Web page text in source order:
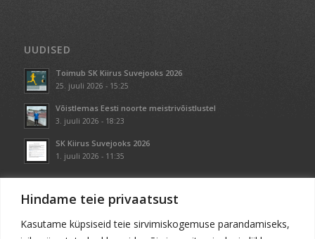
Hindame teie privaatsust
Kasutame küpsiseid teie sirvimiskogemuse parandamiseks,
UUDISED
Toimub SK Kiirus Suvejooks 2026
25. juuli 2026 - 15:25
Võistlemas Eesti noorte meistrivõistlustel
3. juuli 2026 - 18:23
SK Kiirus Suvejooks 2026
1. juuli 2026 - 11:35
KONTAKT